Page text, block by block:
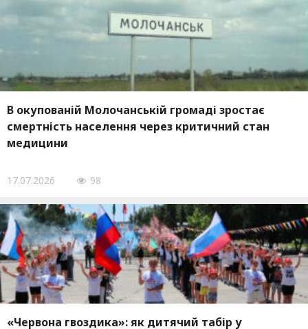
В окупованій Молочанській громаді зростає
смертність населення через критичний стан
медицини
17.07.2026 98
«Червона гвоздика»: як дитячий табір у